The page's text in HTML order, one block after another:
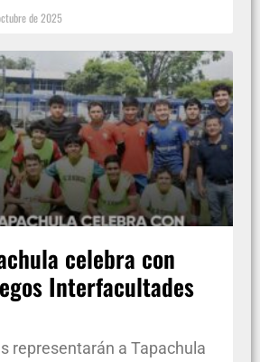
de 2025
celebra con
Interfacultades
representarán a Tapachula